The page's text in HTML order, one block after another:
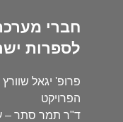
חברי
לספרות
פרופ' יגאל
הפרויקט
ד"ר תמר סתר –